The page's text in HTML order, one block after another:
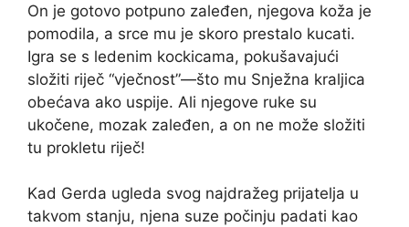
On je gotovo potpuno zaleđen, njegova koža je
pomodila, a srce mu je skoro prestalo kucati.
Igra se s ledenim kockicama, pokušavajući
složiti riječ “vječnost”—što mu Snježna kraljica
obećava ako uspije. Ali njegove ruke su
ukočene, mozak zaleđen, a on ne može složiti
tu prokletu riječ!
Kad Gerda ugleda svog najdražeg prijatelja u
takvom stanju, njena suze počinju padati kao